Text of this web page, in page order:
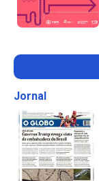
Jornal